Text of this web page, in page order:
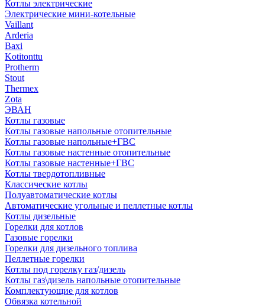
Котлы электрические
Электрические мини-котельные
Vaillant
Arderia
Baxi
Kotitonttu
Protherm
Stout
Thermex
Zota
ЭВАН
Котлы газовые
Котлы газовые напольные отопительные
Котлы газовые напольные+ГВС
Котлы газовые настенные отопительные
Котлы газовые настенные+ГВС
Котлы твердотопливные
Классические котлы
Полуавтоматические котлы
Автоматические угольные и пеллетные котлы
Котлы дизельные
Горелки для котлов
Газовые горелки
Горелки для дизельного топлива
Пеллетные горелки
Котлы под горелку газ/дизель
Котлы газ\дизель напольные отопительные
Комплектующие для котлов
Обвязка котельной